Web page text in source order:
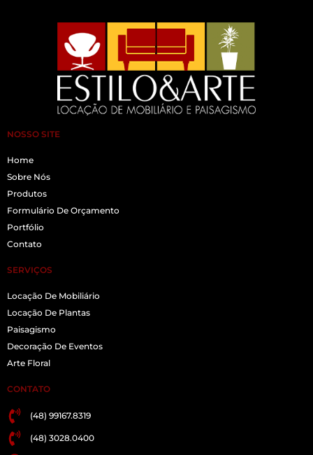
NOSSO SITE
Home
Sobre Nós
Produtos
Formulário De Orçamento
Portfólio
Contato
SERVIÇOS
Locação De Mobiliário
Locação De Plantas
Paisagismo
Decoração De Eventos
Arte Floral
CONTATO
(48) 99167.8319
(48) 3028.0400